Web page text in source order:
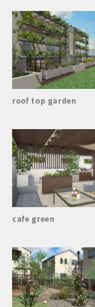
roof top garden
cafe green